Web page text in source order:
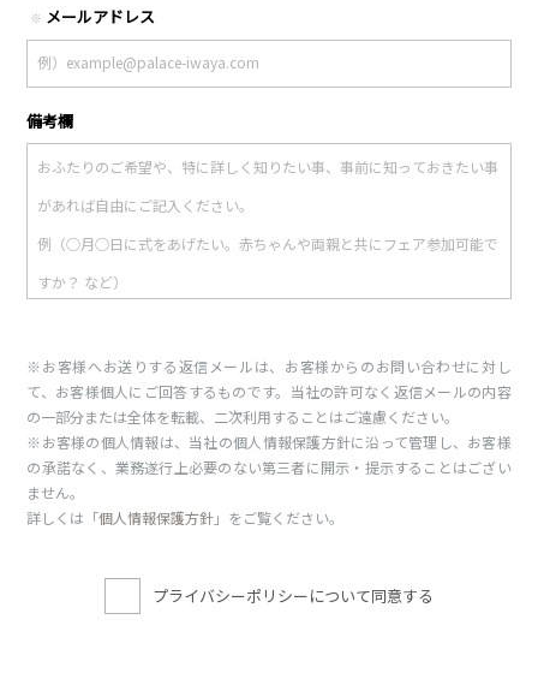
※ メールアドレス
備考欄
※お客様へお送りする返信メールは、お客様からのお問い合わせに対し
て、お客様個人にご回答するものです。当社の許可なく返信メールの内容
の一部分または全体を転載、二次利用することはご遠慮ください。
※お客様の個人情報は、当社の個人情報保護方針に沿って管理し、お客様
の承諾なく、業務遂行上必要のない第三者に開示・提示することはござい
ません。
詳しくは「個人情報保護方針」をご覧ください。
プライバシーポリシーについて同意する